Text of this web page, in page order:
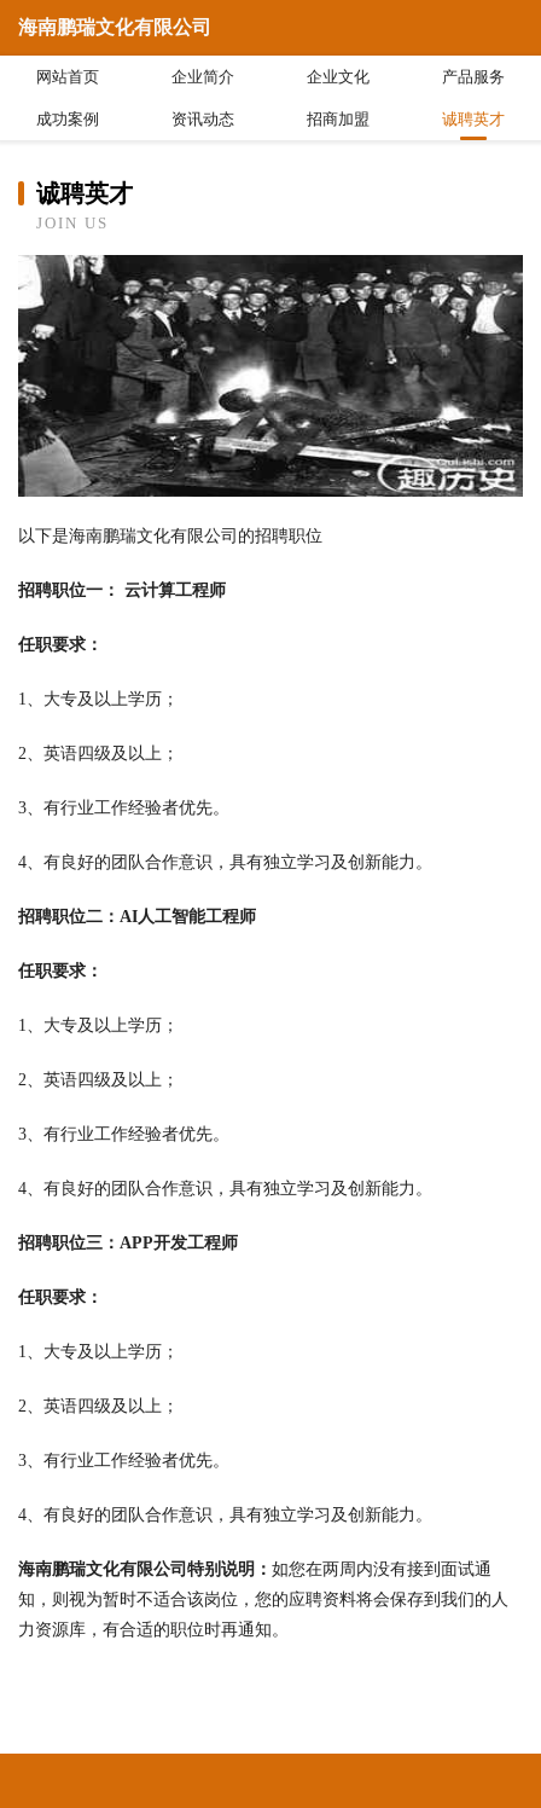
海南鹏瑞文化有限公司
网站首页 企业简介 企业文化 产品服务
成功案例 资讯动态 招商加盟 诚聘英才
诚聘英才
JOIN US
以下是海南鹏瑞文化有限公司的招聘职位
招聘职位一： 云计算工程师
任职要求：
1、大专及以上学历；
2、英语四级及以上；
3、有行业工作经验者优先。
4、有良好的团队合作意识，具有独立学习及创新能力。
招聘职位二：AI人工智能工程师
任职要求：
1、大专及以上学历；
2、英语四级及以上；
3、有行业工作经验者优先。
4、有良好的团队合作意识，具有独立学习及创新能力。
招聘职位三：APP开发工程师
任职要求：
1、大专及以上学历；
2、英语四级及以上；
3、有行业工作经验者优先。
4、有良好的团队合作意识，具有独立学习及创新能力。
海南鹏瑞文化有限公司特别说明： 如您在两周内没有接到面试通
知，则视为暂时不适合该岗位，您的应聘资料将会保存到我们的人
力资源库，有合适的职位时再通知。